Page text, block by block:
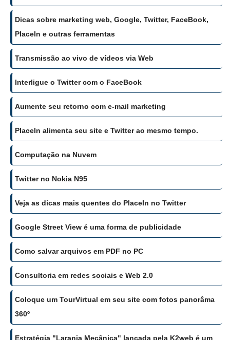
Dicas sobre marketing web, Google, Twitter, FaceBook,
PlaceIn e outras ferramentas
Transmissão ao vivo de vídeos via Web
Interligue o Twitter com o FaceBook
Aumente seu retorno com e-mail marketing
PlaceIn alimenta seu site e Twitter ao mesmo tempo.
Computação na Nuvem
Twitter no Nokia N95
Veja as dicas mais quentes do PlaceIn no Twitter
Google Street View é uma forma de publicidade
Como salvar arquivos em PDF no PC
Consultoria em redes sociais e Web 2.0
Coloque um TourVirtual em seu site com fotos panorâma
360º
Estratégia "Laranja Mecânica" lançada pela K2web é um